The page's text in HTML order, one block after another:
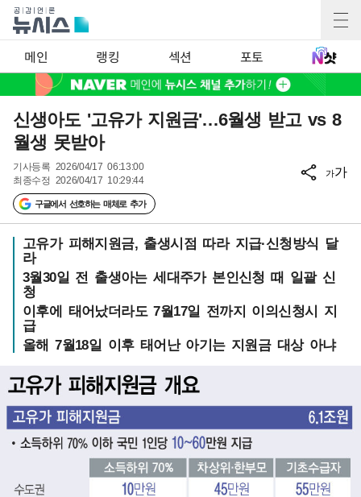
메인 랭킹 섹션 포토
신생아도 '고유가 지원금'…6월생 받고 vs 8
월생 못받아
기사등록 2026/04/17 06:13:00
최종수정 2026/04/17 10:29:44
구글에서 선호하는 매체로 추가
가가
고유가 피해지원금, 출생시점 따라 지급·신청방식 달
라
3월30일 전 출생아는 세대주가 본인신청 때 일괄 신
청
이후에 태어났더라도 7월17일 전까지 이의신청시 지
급
올해 7월18일 이후 태어난 아기는 지원금 대상 아냐